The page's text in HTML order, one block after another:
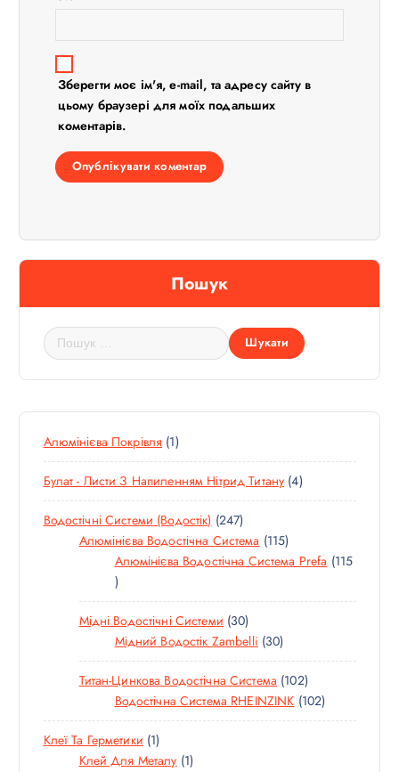
Зберегти моє ім'я, e-mail, та адресу сайту в
цьому браузері для моїх подальших
коментарів.
Пошук
П
о
ш
к
:
Алюмінієва Покрівля 11
Т
О
В
А
Р
Булат - Листи З Напиленням Нітрид Титану 44
Т
А
И
Водостічні Системи (водостік) 2472
4
7
О
В
А
Р
І
В
Алюмінієва Водостічна Система 1151
1
Т
А
Р
І
В
Алюмінієва Водостічна Система Prefa 115
1
1
5
Т
О
В
А
Р
І
В
Мідні Водостічні Системи 303
0
Т
О
В
А
Мідний Водостік Zambelli 303
0
Т
О
В
Титан-Цинкова Водостічна Система 1021
0
2
Водостічна Система RHEINZINK 1021
0
Клеї Та Герметики 11
Т
Клей Для Металу 11